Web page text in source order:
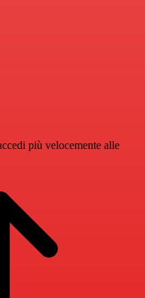
più velocemente alle